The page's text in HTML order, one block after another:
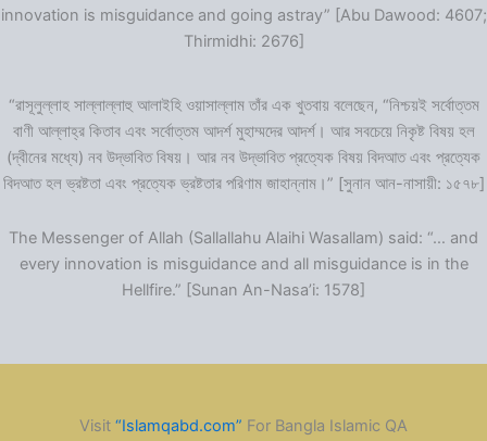
innovation is misguidance and going astray” [Abu Dawood: 4607;
Thirmidhi: 2676]
“রাসূলুল্লাহ সাল্লাল্লাহু আলাইহি ওয়াসাল্লাম তাঁর এক খুতবায় বলেছেন, “নিশ্চয়ই সর্বোত্তম
বাণী আল্লাহ্‌র কিতাব এবং সর্বোত্তম আদর্শ মুহাম্মদের আদর্শ। আর সবচেয়ে নিকৃষ্ট বিষয় হল
(দ্বীনের মধ্যে) নব উদ্ভাবিত বিষয়। আর নব উদ্ভাবিত প্রত্যেক বিষয় বিদআত এবং প্রত্যেক
বিদআত হল ভ্রষ্টতা এবং প্রত্যেক ভ্রষ্টতার পরিণাম জাহান্নাম।” [সুনান আন-নাসায়ী: ১৫৭৮]
The Messenger of Allah (Sallallahu Alaihi Wasallam) said: “… and
every innovation is misguidance and all misguidance is in the
Hellfire.” [Sunan An-Nasa’i: 1578]
Visit “Islamqabd.com” For Bangla Islamic QA